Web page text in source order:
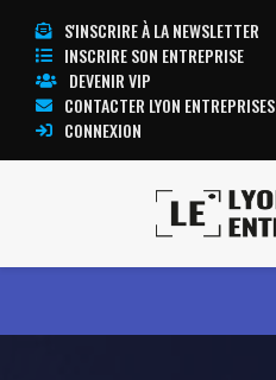
S'INSCRIRE À LA NEWSLETTER
INSCRIRE SON ENTREPRISE
DEVENIR VIP
CONTACTER LYON ENTREPRISES
CONNEXION